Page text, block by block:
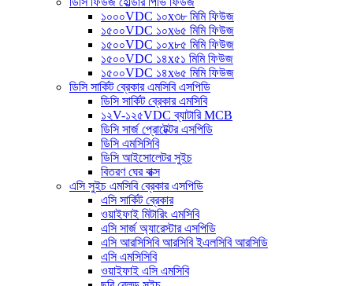
১০০০VDC ১০x৩৮ মিমি ফিউজ
১৫০০VDC ১০x৬৫ মিমি ফিউজ
১৫০০VDC ১০x৮৫ মিমি ফিউজ
১৫০০VDC ১৪x৫১ মিমি ফিউজ
১৫০০VDC ১৪x৬৫ মিমি ফিউজ
ডিসি সার্কিট ব্রেকার এমসিবি এসপিডি
ডিসি সার্কিট ব্রেকার এমসিবি
১২V-১২৫VDC ব্যাটারি MCB
ডিসি সার্জ প্রোটেক্টর এসপিডি
ডিসি এমসিসিবি
ডিসি আইসোলেটর সুইচ
বিতরণ ঘের বাক্স
এসি সুইচ এমসিবি ব্রেকার এসপিডি
এসি সার্কিট ব্রেকার
ওয়াইফাই মিটারিং এমসিবি
এসি সার্জ অ্যারেস্টার এসপিডি
এসি আরসিসিবি আরসিবি ইএলসিবি আরসিডি
এসি এমসিসিবি
ওয়াইফাই এসি এমসিবি